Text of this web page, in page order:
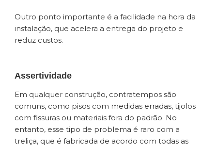
Outro ponto importante é a facilidade na hora da
instalação, que acelera a entrega do projeto e
reduz custos.
Assertividade
Em qualquer construção, contratempos são
comuns, como pisos com medidas erradas, tijolos
com fissuras ou materiais fora do padrão. No
entanto, esse tipo de problema é raro com a
treliça, que é fabricada de acordo com todas as